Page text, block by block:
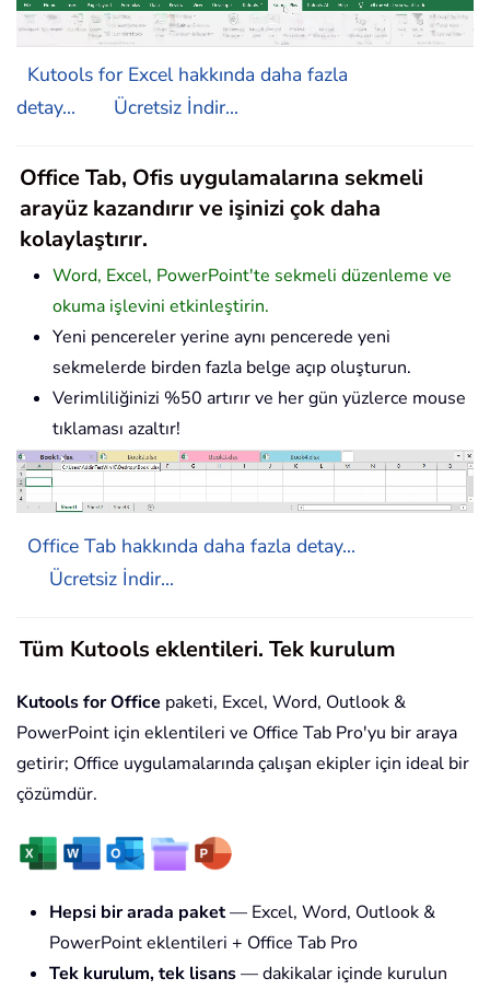
Kutools for Excel hakkında daha fazla
detay...
Ücretsiz İndir...
Office Tab, Ofis uygulamalarına sekmeli
arayüz kazandırır ve işinizi çok daha
kolaylaştırır.
Word, Excel, PowerPoint'te sekmeli düzenleme ve
okuma işlevini etkinleştirin.
Yeni pencereler yerine aynı pencerede yeni
sekmelerde birden fazla belge açıp oluşturun.
Verimliliğinizi %50 artırır ve her gün yüzlerce mouse
tıklaması azaltır!
Office Tab hakkında daha fazla detay...
Ücretsiz İndir...
Tüm Kutools eklentileri. Tek kurulum
Kutools for Office paketi, Excel, Word, Outlook &
PowerPoint için eklentileri ve Office Tab Pro'yu bir araya
getirir; Office uygulamalarında çalışan ekipler için ideal bir
çözümdür.
Hepsi bir arada paket— Excel, Word, Outlook &
PowerPoint eklentileri + Office Tab Pro
Tek kurulum, tek lisans— dakikalar içinde kurulun